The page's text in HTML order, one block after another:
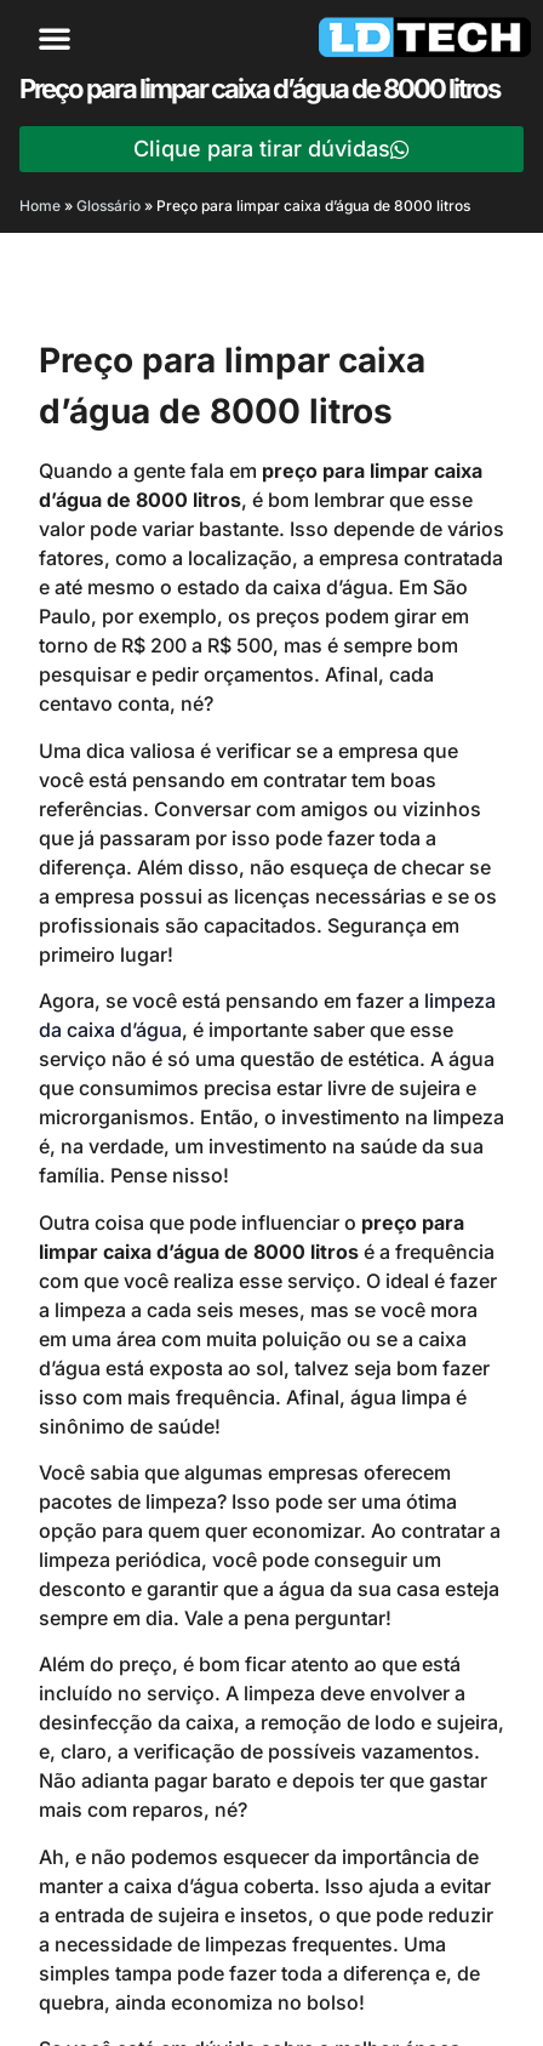
Preço para limpar caixa d’água de 8000 litros
Clique para tirar dúvidas
Home » Glossário » Preço para limpar caixa d’água de 8000 litros
Preço para limpar caixa
d’água de 8000 litros
Quando a gente fala em preço para limpar caixa
d’água de 8000 litros, é bom lembrar que esse
valor pode variar bastante. Isso depende de vários
fatores, como a localização, a empresa contratada
e até mesmo o estado da caixa d’água. Em São
Paulo, por exemplo, os preços podem girar em
torno de R$ 200 a R$ 500, mas é sempre bom
pesquisar e pedir orçamentos. Afinal, cada
centavo conta, né?
Uma dica valiosa é verificar se a empresa que
você está pensando em contratar tem boas
referências. Conversar com amigos ou vizinhos
que já passaram por isso pode fazer toda a
diferença. Além disso, não esqueça de checar se
a empresa possui as licenças necessárias e se os
profissionais são capacitados. Segurança em
primeiro lugar!
Agora, se você está pensando em fazer a limpeza
da caixa d’água, é importante saber que esse
serviço não é só uma questão de estética. A água
que consumimos precisa estar livre de sujeira e
microrganismos. Então, o investimento na limpeza
é, na verdade, um investimento na saúde da sua
família. Pense nisso!
Outra coisa que pode influenciar o preço para
limpar caixa d’água de 8000 litros é a frequência
com que você realiza esse serviço. O ideal é fazer
a limpeza a cada seis meses, mas se você mora
em uma área com muita poluição ou se a caixa
d’água está exposta ao sol, talvez seja bom fazer
isso com mais frequência. Afinal, água limpa é
sinônimo de saúde!
Você sabia que algumas empresas oferecem
pacotes de limpeza? Isso pode ser uma ótima
opção para quem quer economizar. Ao contratar a
limpeza periódica, você pode conseguir um
desconto e garantir que a água da sua casa esteja
sempre em dia. Vale a pena perguntar!
Além do preço, é bom ficar atento ao que está
incluído no serviço. A limpeza deve envolver a
desinfecção da caixa, a remoção de lodo e sujeira,
e, claro, a verificação de possíveis vazamentos.
Não adianta pagar barato e depois ter que gastar
mais com reparos, né?
Ah, e não podemos esquecer da importância de
manter a caixa d’água coberta. Isso ajuda a evitar
a entrada de sujeira e insetos, o que pode reduzir
a necessidade de limpezas frequentes. Uma
simples tampa pode fazer toda a diferença e, de
quebra, ainda economiza no bolso!